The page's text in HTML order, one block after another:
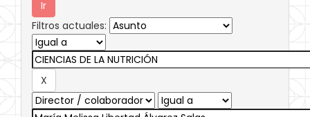
Filtros actuales: